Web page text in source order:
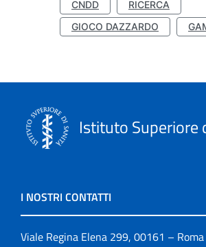
CNDD
RICERCA
GIOCO DAZZARDO
Istituto Superiore
I NOSTRI CONTATTI
Viale Regina Elena 299, 00161 – Roma